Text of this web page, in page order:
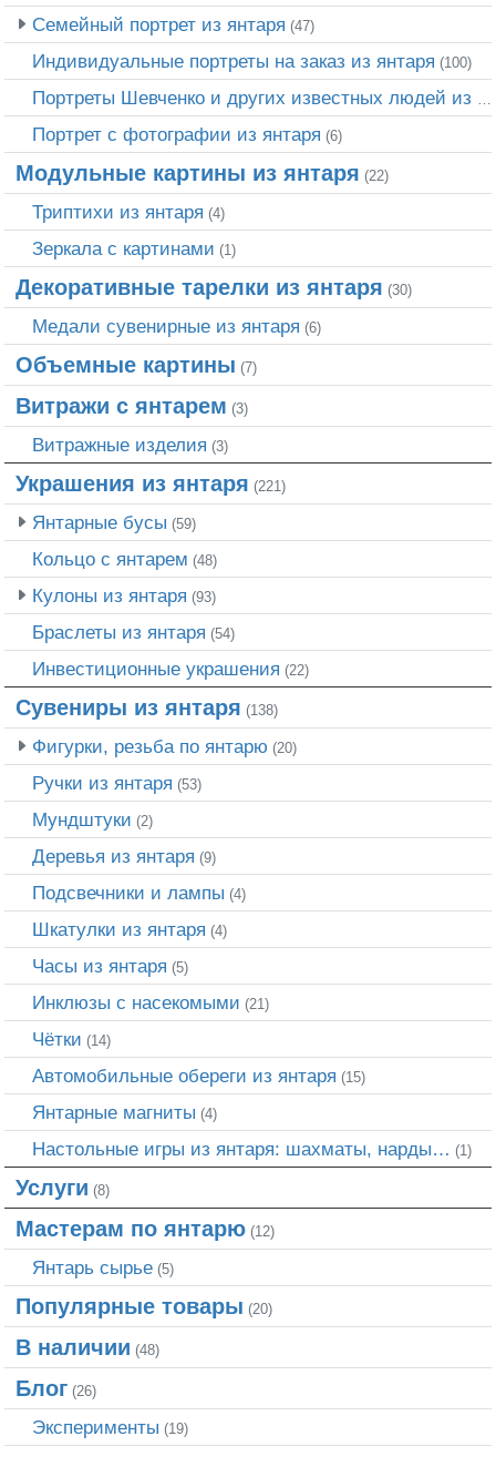
Семейный портрет из янтаря (47)
Индивидуальные портреты на заказ из янтаря (100)
Портрет c фотографии из янтаря (6)
Модульные картины из янтаря (22)
Триптихи из янтаря (4)
Зеркала с картинами (1)
Декоративные тарелки из янтаря (30)
Медали сувенирные из янтаря (6)
Объемные картины (7)
Витражи с янтарем (3)
Витражные изделия (3)
Украшения из янтаря (221)
Янтарные бусы (59)
Кольцо с янтарем (48)
Кулоны из янтаря (93)
Браслеты из янтаря (54)
Инвестиционные украшения (22)
Сувениры из янтаря (138)
Фигурки, резьба по янтарю (20)
Ручки из янтаря (53)
Мундштуки (2)
Деревья из янтаря (9)
Подсвечники и лампы (4)
Шкатулки из янтаря (4)
Часы из янтаря (5)
Инклюзы с насекомыми (21)
Чётки (14)
Автомобильные обереги из янтаря (15)
Янтарные магниты (4)
Настольные игры из янтаря: шахматы, нарды… (1)
Услуги (8)
Мастерам по янтарю (12)
Янтарь сырье (5)
Популярные товары (20)
В наличии (48)
Блог (26)
Эксперименты (19)